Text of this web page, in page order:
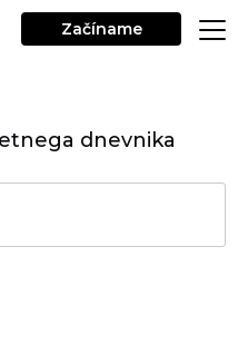
Začíname
dnevnika